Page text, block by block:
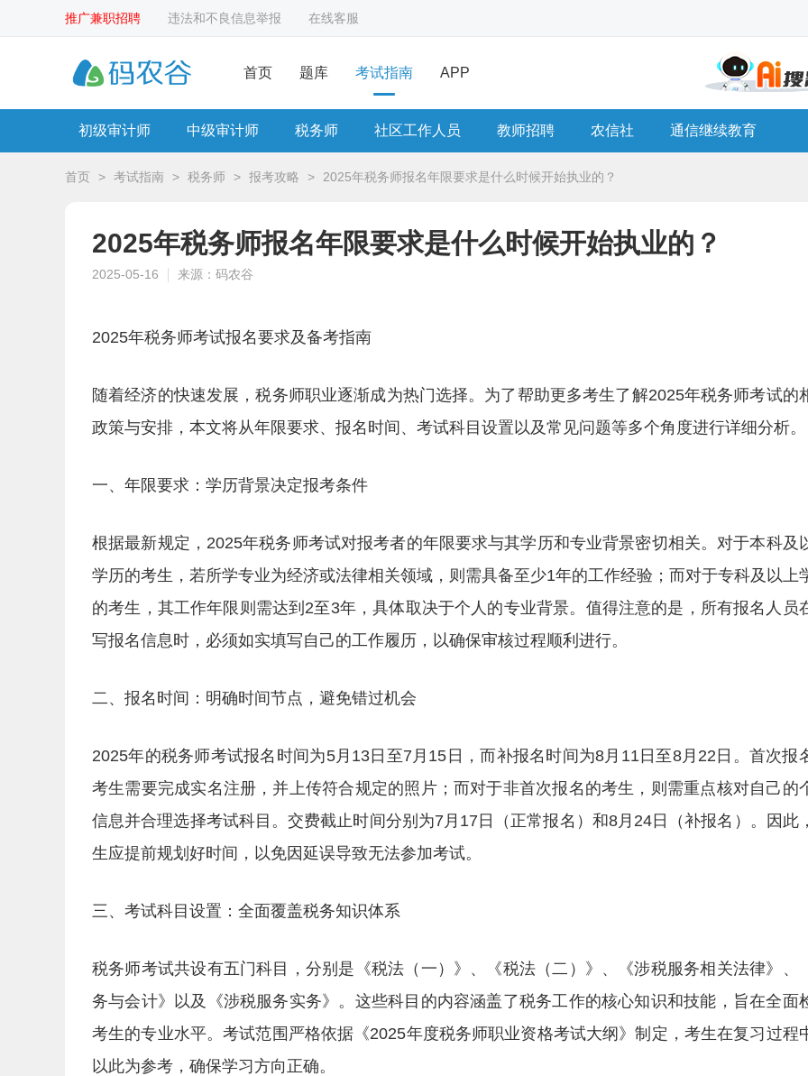
推广兼职招聘 违法和不良信息举报 在线客服
首页 题库 考试指南 APP
初级审计师 中级审计师 税务师 社区工作人员 教师招聘 农信社 通信继续教育
首页 > 考试指南 > 税务师 > 报考攻略 > 2025年税务师报名年限要求是什么时候开始执业的？
2025年税务师报名年限要求是什么时候开始执业的？
2025-05-16 来源：码农谷
2025年税务师考试报名要求及备考指南
随着经济的快速发展，税务师职业逐渐成为热门选择。为了帮助更多考生了解2025年税务师考试的
政策与安排，本文将从年限要求、报名时间、考试科目设置以及常见问题等多个角度进行详细分析。
一、年限要求：学历背景决定报考条件
根据最新规定，2025年税务师考试对报考者的年限要求与其学历和专业背景密切相关。对于本科及
学历的考生，若所学专业为经济或法律相关领域，则需具备至少1年的工作经验；而对于专科及以上
的考生，其工作年限则需达到2至3年，具体取决于个人的专业背景。值得注意的是，所有报名人员
写报名信息时，必须如实填写自己的工作履历，以确保审核过程顺利进行。
二、报名时间：明确时间节点，避免错过机会
2025年的税务师考试报名时间为5月13日至7月15日，而补报名时间为8月11日至8月22日。首次报
考生需要完成实名注册，并上传符合规定的照片；而对于非首次报名的考生，则需重点核对自己的
信息并合理选择考试科目。交费截止时间分别为7月17日（正常报名）和8月24日（补报名）。因此
生应提前规划好时间，以免因延误导致无法参加考试。
三、考试科目设置：全面覆盖税务知识体系
税务师考试共设有五门科目，分别是《税法（一）》、《税法（二）》、《涉税服务相关法律》、
务与会计》以及《涉税服务实务》。这些科目的内容涵盖了税务工作的核心知识和技能，旨在全面
考生的专业水平。考试范围严格依据《2025年度税务师职业资格考试大纲》制定，考生在复习过程
以此为参考，确保学习方向正确。